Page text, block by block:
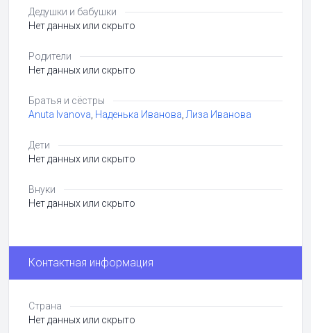
Дедушки и бабушки
Нет данных или скрыто
Родители
Нет данных или скрыто
Братья и сёстры
Anuta Ivanova Наденька Иванова Лиза Иванова
Дети
Нет данных или скрыто
Внуки
Нет данных или скрыто
Контактная информация
Страна
Нет данных или скрыто